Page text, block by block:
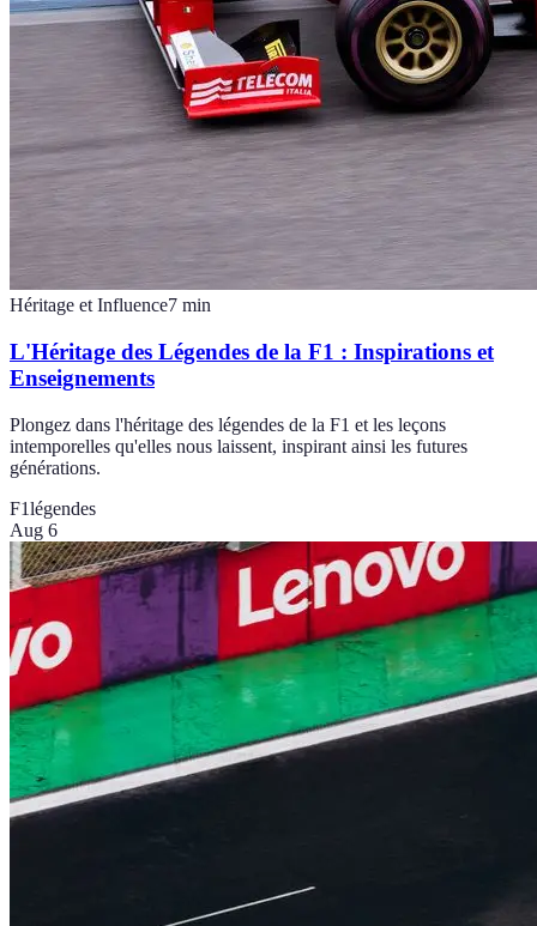
Héritage et Influence7 min
L'Héritage des Légendes de la F1 : Inspirations et
Enseignements
Plongez dans l'héritage des légendes de la F1 et les leçons
intemporelles qu'elles nous laissent, inspirant ainsi les futures
générations.
F1légendes
Aug 6